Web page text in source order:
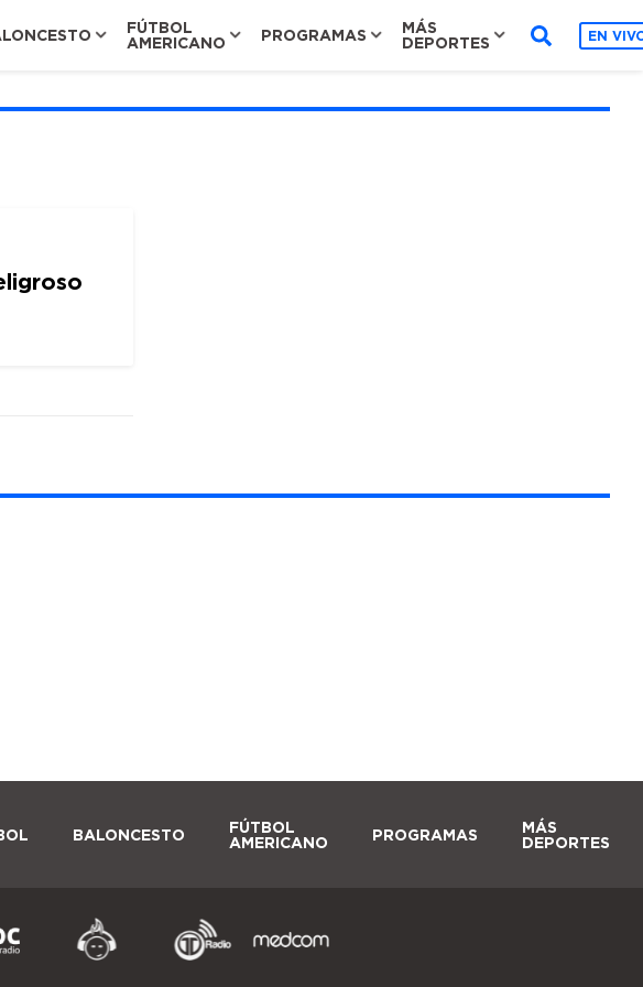
FÚTBOL
AMERICANO
PROGRAMAS
MÁS
DEPORTES
EN
BALONCESTO
FÚTBOL
AMERICANO
PROGRAMAS
MÁS
DEPORTES